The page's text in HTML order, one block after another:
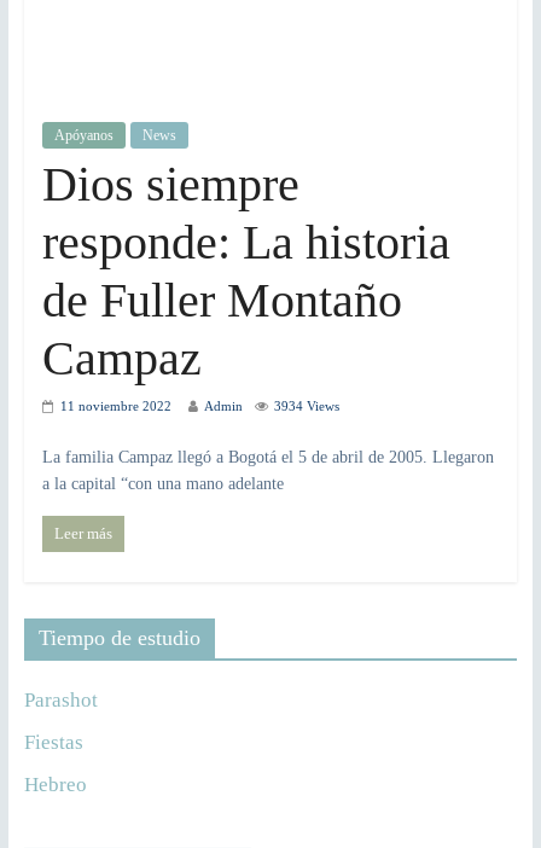
Apóyanos News
Dios siempre
responde: La historia
de Fuller Montaño
Campaz
11 noviembre 2022 Admin 3934 Views
La familia Campaz llegó a Bogotá el 5 de abril de 2005. Llegaron
a la capital “con una mano adelante
Leer más
Tiempo de estudio
Parashot
Fiestas
Hebreo